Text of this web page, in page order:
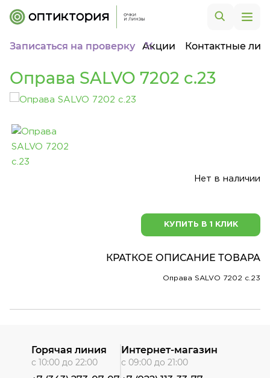
Записаться на проверку Акции Контактные
Оправа SALVO 7202 c.23
Нет в наличии
КУПИТЬ В 1 КЛИК
КРАТКОЕ ОПИСАНИЕ ТОВАРА
Оправа SALVO 7202 c.23
Горячая линия
с 10:00 до 22:00
Интернет-магазин
с 09:00 до 21:00